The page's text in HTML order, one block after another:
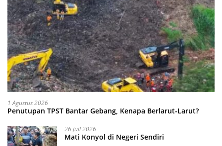
1 Agustus 2026
Penutupan TPST Bantar Gebang, Kenapa Berlarut-Larut?
26 Juli 2026
Mati Konyol di Negeri Sendiri